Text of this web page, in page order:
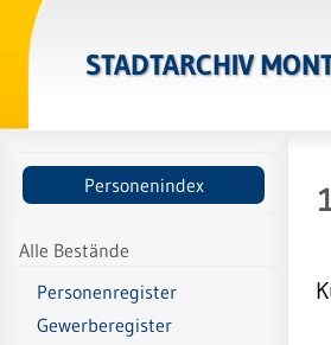
STADTARCHIV
Personenindex
Alle Bestände
Personenregister
Gewerberegister